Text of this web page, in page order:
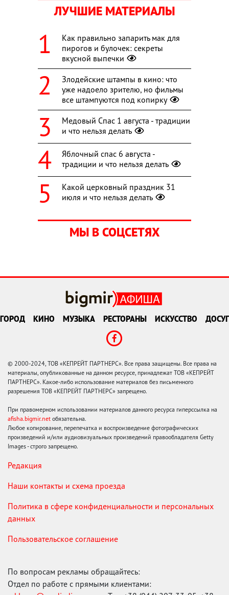
ЛУЧШИЕ МАТЕРИАЛЫ
Как правильно запарить мак для
пирогов и булочек: секреты
вкусной выпечки
Злодейские штампы в кино: что
уже надоело зрителю, но фильмы
все штампуются под копирку
Медовый Спас 1 августа - традиции
и что нельзя делать
Яблочный спас 6 августа -
традиции и что нельзя делать
Какой церковный праздник 31
июля и что нельзя делать
МЫ В СОЦСЕТЯХ
ГОРОД КИНО МУЗЫКА РЕСТОРАНЫ ИСКУССТВО ДОСУГ
© 2000-2024, ТОВ «КЕПРЕЙТ ПАРТНЕРС». Все права защищены. Все права на
материалы, опубликованные на данном ресурсе, принадлежат ТОВ «КЕПРЕЙТ
ПАРТНЕРС». Какое-либо использование материалов без письменного
разрешения ТОВ «КЕПРЕЙТ ПАРТНЕРС» запрещено.
При правомерном использовании материалов данного ресурса гиперссылка на
afisha.bigmir.net обязательна.
Любое копирование, перепечатка и воспроизведение фотографических
произведений и/или аудиовизуальных произведений правообладателя Getty
Images - строго запрещено.
Редакция
Наши контакты и схема проезда
Политика в сфере конфиденциальности и персональных
данных
Пользовательское соглашение
По вопросам рекламы обращайтесь:
Отдел по работе с прямыми клиентами: